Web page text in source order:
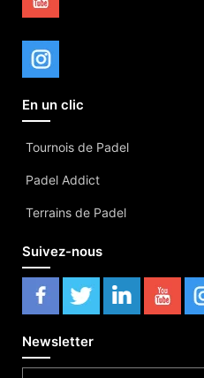
En un clic
Tournois de Padel
Padel Addict
Terrains de Padel
Suivez-nous
Newsletter